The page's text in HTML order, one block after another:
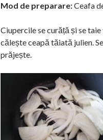
Mod de preparare:Ceafa
Ciupercile se curăță și se
călește ceapă tăiată julien.
prăjește.